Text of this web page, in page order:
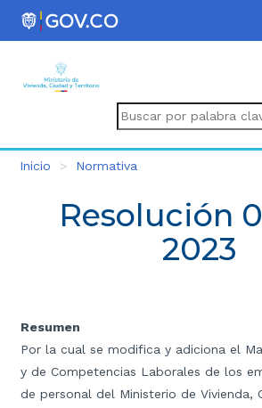
Inicio Normativa
Resolución
2023
Resumen
Por la cual se modifica y adiciona el
y de Competencias Laborales de los
de personal del Ministerio de Vivienda,